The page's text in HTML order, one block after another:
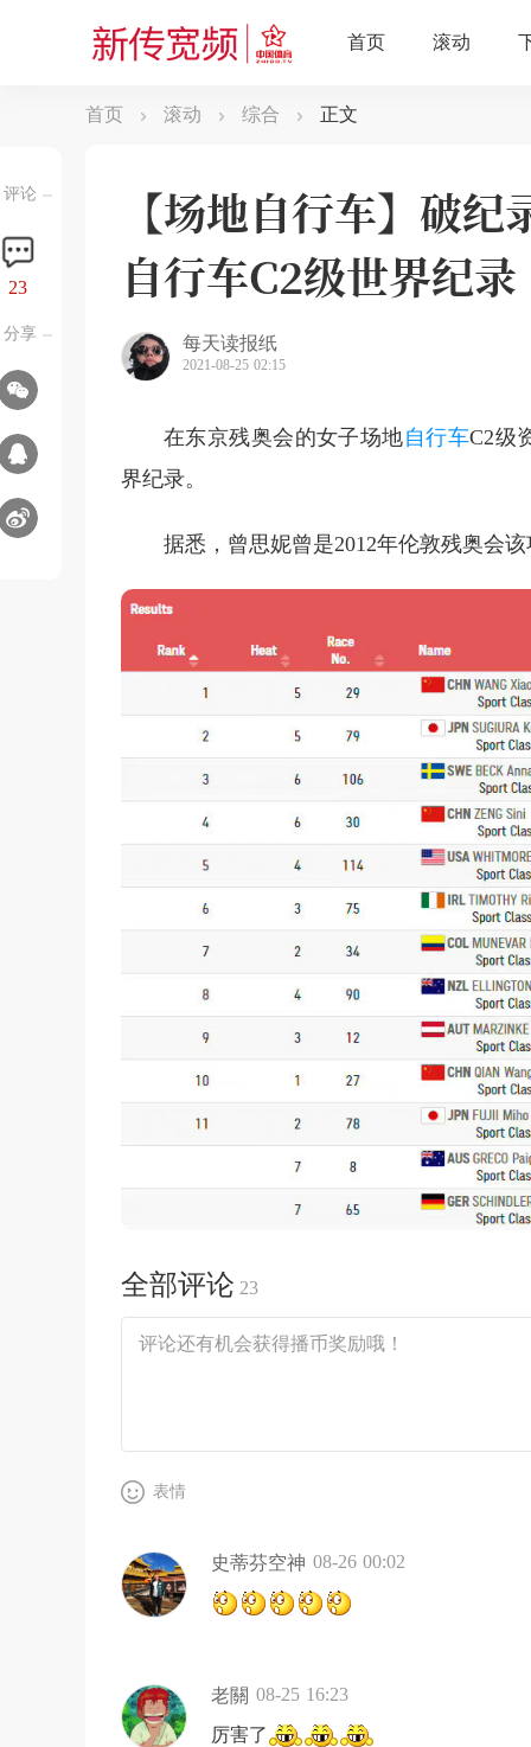
首页 滚动 综合 正文
评论
23
分享
【场地自行车】破
自行车C2级世界纪录
每天读报纸
2021-08-25 02:15
在东京残奥会的女子场地自行车C2级
界纪录。
据悉，曾思妮曾是2012年伦敦残奥会
全部评论 23
表情
史蒂芬空神 08-26 00:02
老關 08-25 16:23
厉害了